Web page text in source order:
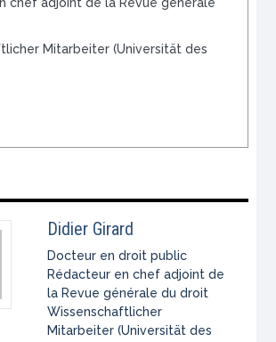
Mitarbeiter (Universität des
Didier Girard
Docteur en droit public
Rédacteur en chef adjoint de
la Revue générale du droit
Wissenschaftlicher
Mitarbeiter (Universität des